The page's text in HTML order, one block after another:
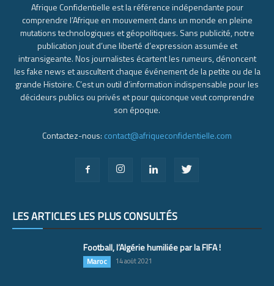
Afrique Confidentielle est la référence indépendante pour
comprendre l’Afrique en mouvement dans un monde en pleine
mutations technologiques et géopolitiques. Sans publicité, notre
publication jouit d’une liberté d’expression assumée et
intransigeante. Nos journalistes écartent les rumeurs, dénoncent
les fake news et auscultent chaque événement de la petite ou de la
grande Histoire. C’est un outil d’information indispensable pour les
décideurs publics ou privés et pour quiconque veut comprendre
son époque.
Contactez-nous: contact@afriqueconfidentielle.com
LES ARTICLES LES PLUS CONSULTÉS
Football, l’Algérie humiliée par la FIFA !
Maroc 14 août 2021